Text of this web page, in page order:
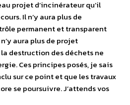
projet d’incinérateur qu’il
Il n’y aura plus de
permanent et transparent
aura plus de projet
destruction des déchets ne
Ces principes posés, je sais
sur ce point et que les travaux
se poursuivre. J’attends vos